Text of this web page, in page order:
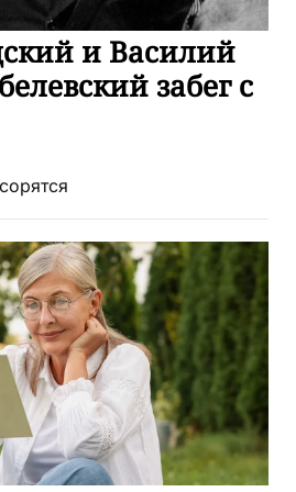
и Василий
забег с